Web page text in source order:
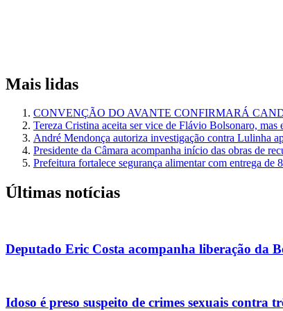
Mais lidas
CONVENÇÃO DO AVANTE CONFIRMARÁ
Tereza Cristina aceita ser vice de Flávio Bolsonaro,
André Mendonça autoriza investigação contra Lulinha
Presidente da Câmara acompanha início das obras de
Prefeitura fortalece segurança alimentar com entrega de
Últimas notícias
Deputado Eric Costa acompanha liberação da
Idoso é preso suspeito de crimes sexuais contra